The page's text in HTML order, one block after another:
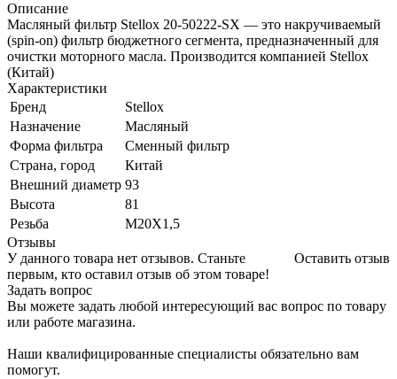
Описание
Масляный фильтр Stellox 20-50222-SX — это накручиваемый
(spin-on) фильтр бюджетного сегмента, предназначенный для
очистки моторного масла. Производится компанией Stellox
(Китай)
Характеристики
Бренд
Stellox
Назначение
Масляный
Форма фильтра
Сменный фильтр
Страна, город
Китай
Внешний диаметр 93
Высота
81
Резьба
M20X1,5
Отзывы
Оставить отзыв
У данного товара нет отзывов. Станьте
первым, кто оставил отзыв об этом товаре!
Задать вопрос
Вы можете задать любой интересующий вас вопрос по товару
или работе магазина.
Наши квалифицированные специалисты обязательно вам
помогут.